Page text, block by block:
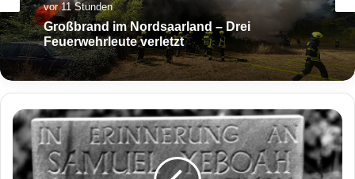
vor 11 Stunden
Großbrand im Nordsaarland – Drei
Feuerwehrleute verletzt
U
r
e